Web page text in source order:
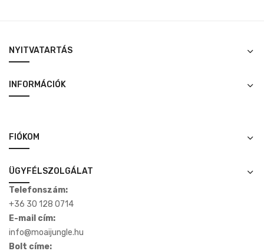
NYITVATARTÁS
INFORMÁCIÓK
FIÓKOM
ÜGYFÉLSZOLGÁLAT
Telefonszám:
+36 30 128 0714
E-mail cím:
info@moaijungle.hu
Bolt címe: